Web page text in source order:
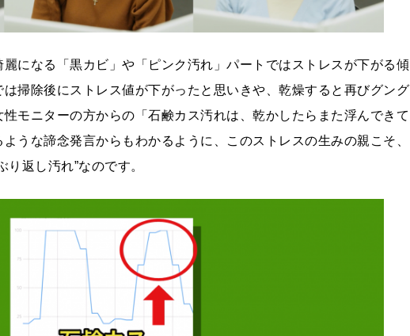
になる「黒カビ」や「ピンク汚れ」パートではストレスが下がる傾
掃除後にストレス値が下がったと思いきや、乾燥すると再びグング
モニターの方からの「石鹸カス汚れは、乾かしたらまた浮んできて
うな諦念発言からもわかるように、このストレスの生みの親こそ、
返し汚れ”なのです。